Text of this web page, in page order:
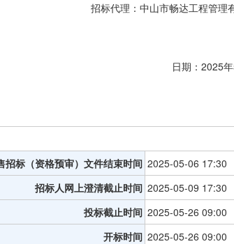
招标代理：中山市畅达工程管理
日期： 2025
招标（资格预审）文件结束时间 2025-05-06 17:30
招标人网上澄清截止时间 2025-05-09 17:30
投标截止时间 2025-05-26 09:00
开标时间 2025-05-26 09:00